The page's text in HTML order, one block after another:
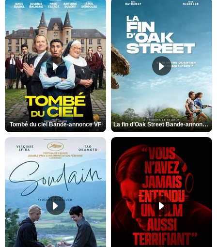
Tombé du ciel Bande-annonce VF La fin d’Oak Street Bande-annonce VO STFR